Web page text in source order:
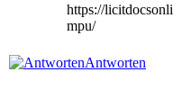
https://
mpu/
Antworten